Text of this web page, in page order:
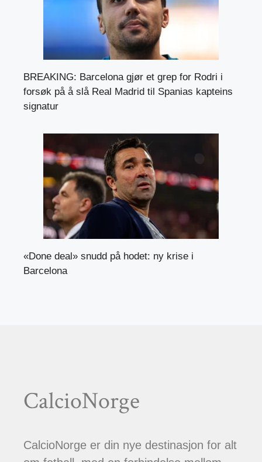
BREAKING: Barcelona gjør et grep for Rodri i
forsøk på å slå Real Madrid til Spanias kapteins
signatur
«Done deal» snudd på hodet: ny krise i
Barcelona
CalcioNorge
CalcioNorge er din nye destinasjon for alt